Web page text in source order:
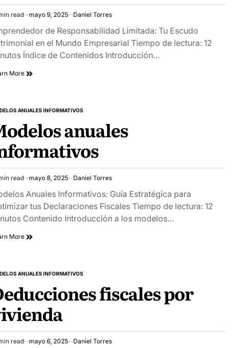
read mayo 9, 2025 Daniel Torres
de Responsabilidad Limitada: Tu Escudo
en el Mundo Empresarial Tiempo de lectura: 12
Índice de Contenidos Introducción…
More
ANUALES INFORMATIVOS
anuales
read mayo 8, 2025 Daniel Torres
Anuales Informativos: Guía Estratégica para
tus Declaraciones Fiscales Tiempo de lectura: 12
Contenido Introducción a los modelos…
More
ANUALES INFORMATIVOS
fiscales por
read mayo 6, 2025 Daniel Torres